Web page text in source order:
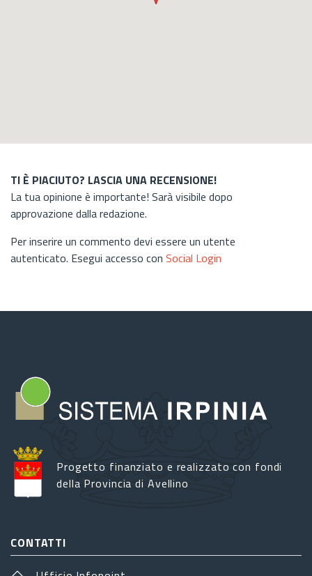
TI È PIACIUTO? LASCIA UNA RECENSIONE!
La tua opinione è importante! Sarà visibile dopo
approvazione dalla redazione.
Per inserire un commento devi essere un utente
autenticato. Esegui accesso con Social Login
Progetto finanziato e realizzato con fondi
della Provincia di Avellino
CONTATTI